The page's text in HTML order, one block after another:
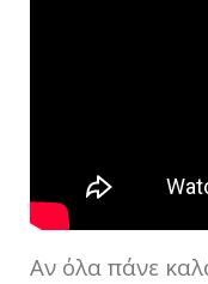
Αν όλα πάνε